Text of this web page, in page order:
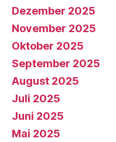
Dezember 2025
November 2025
Oktober 2025
September 2025
August 2025
Juli 2025
Juni 2025
Mai 2025